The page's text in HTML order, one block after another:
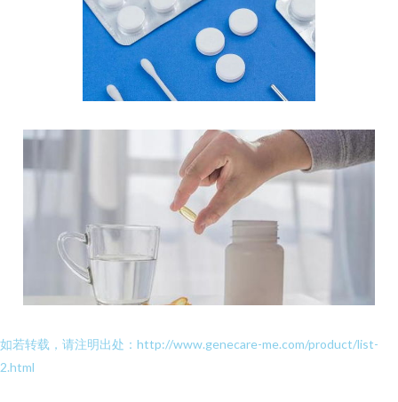
如若转载，请注明出处：http://www.genecare-me.com/product/list-
2.html